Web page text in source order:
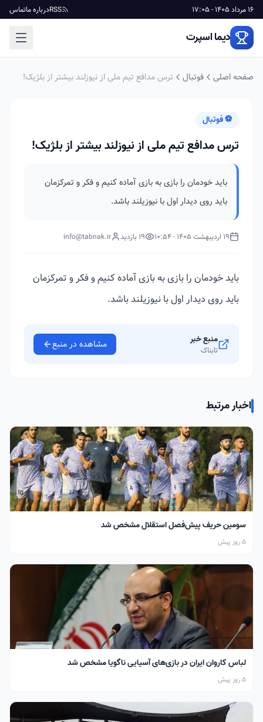
16 مرداد 1405 - 17:05 RSSدرباره ماتماس
دیما اسپرت
صفحه اصلی فوتبال ترس مدافع تیم ملی از نیوزلند بیشتر از بلژیک!
⚽ فوتبال
ترس مدافع تیم ملی از نیوزلند بیشتر از بلژیک!
باید خودمان را بازی به بازی آماده کنیم و فکر و تمرکزمان
باید روی دیدار اول با نیوزیلند باشد.
19 اردیبهشت 1405 - 10:54 19 بازدید info@tabnak.ir
باید خودمان را بازی به بازی آماده کنیم و فکر و تمرکزمان
باید روی دیدار اول با نیوزیلند باشد.
منبع خبر
تابناک مشاهده در منبع
اخبار مرتبط
سومین حریف پیش‌فصل استقلال مشخص شد
5 روز پیش
لباس کاروان ایران در بازی‌های آسیایی ناگویا مشخص شد
5 روز پیش